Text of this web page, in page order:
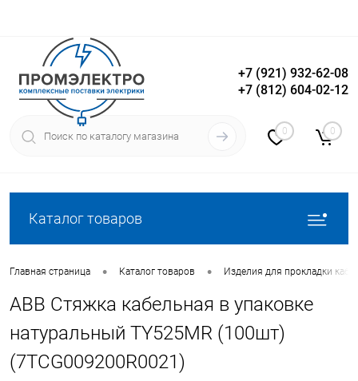
Вход Регистрация
+7 (921) 932-62-08
+7 (812) 604-02-12
0 0
Каталог товаров
Главная страница • Каталог товаров • Изделия для прокладки
ABB Стяжка кабельная в упаковке
натуральный TY525MR (100шт)
(7TCG009200R0021)